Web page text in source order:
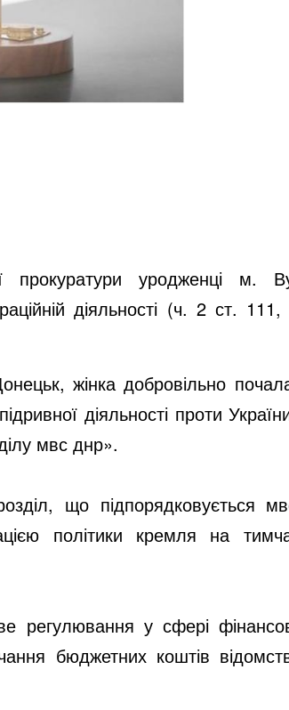
прокуратури уродженці м.
діяльності (ч. 2 ст.
жінка добровільно
діяльності проти
мвс днр».
що підпорядковується
політики кремля на
регулювання у сфері
бюджетних коштів